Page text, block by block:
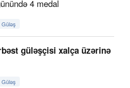
4 medal
Güləş
güləşçisi xalça üzərinə
Güləş